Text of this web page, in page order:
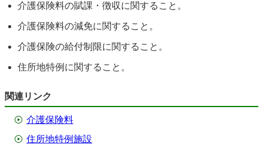
介護保険料の賦課・徴収に関すること。
介護保険料の減免に関すること。
介護保険の給付制限に関すること。
住所地特例に関すること。
関連リンク
介護保険料
住所地特例施設